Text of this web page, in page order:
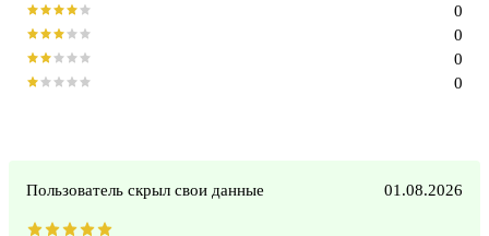
0
0
0
0
Пользователь скрыл свои данные 01.08.2026